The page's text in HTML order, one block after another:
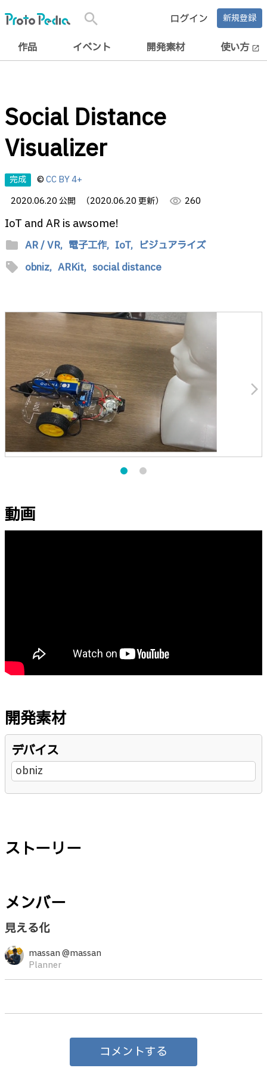
search ログイン 新規登録
作品 イベント 開発素材 使い方 open_in_new
Social Distance
Visualizer
完成 ©CC BY 4+
2020.06.20 公開
（2020.06.20 更新） visibility 260
IoT and AR is awsome!
folder AR / VR, 電子工作, IoT, ビジュアライズ
sell obniz, ARKit, social distance
arrow_forward_ios
動画
開発素材
デバイス
obniz
ストーリー
メンバー
見える化
massan @massan
Planner
コメントする